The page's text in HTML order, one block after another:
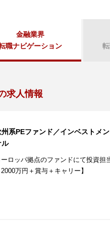
金融業界
職ナビゲーション
求人情報
州系PEファンド／インベストメ
ル
ーロッパ拠点のファンドにて投資担
2000万円＋賞与＋キャリー】